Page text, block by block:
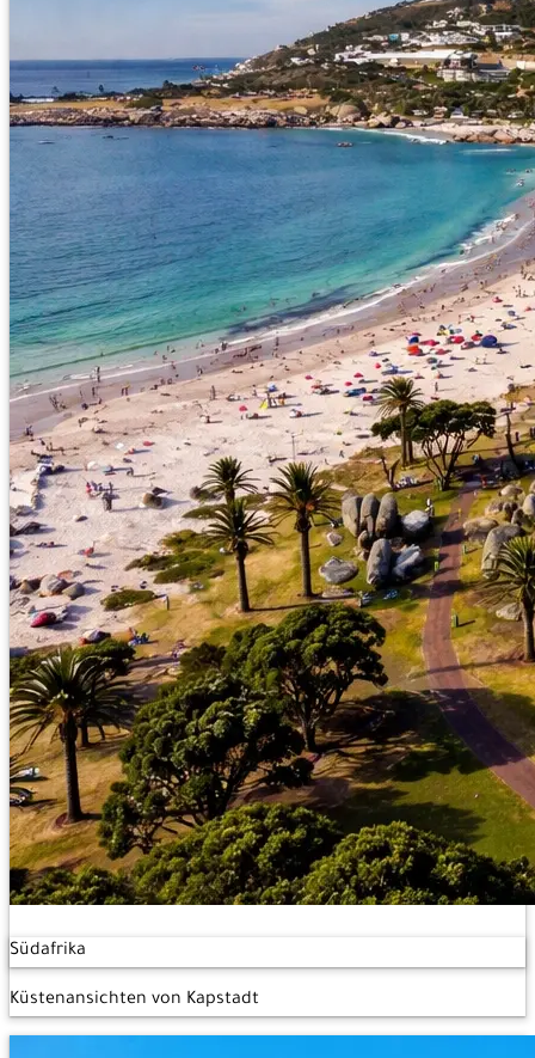
Südafrika
Küstenansichten von Kapstadt